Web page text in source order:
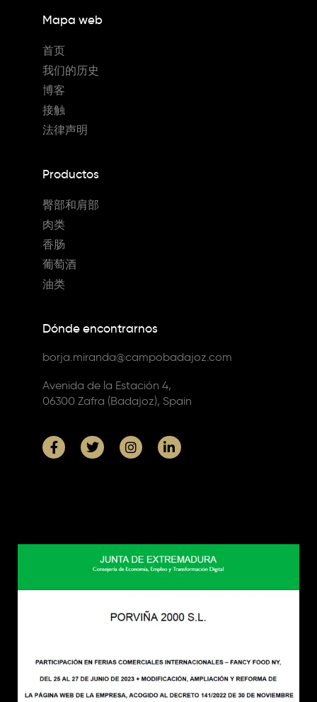
Mapa web
首页
我们的历史
博客
接触
法律声明
Productos
臀部和肩部
肉类
香肠
葡萄酒
油类
Dónde encontrarnos
borja.miranda@campobadajoz.com
Avenida de la Estación 4,
06300 Zafra (Badajoz), Spain